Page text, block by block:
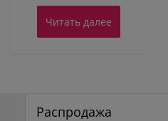
0
5
Читать далее
Распродажа